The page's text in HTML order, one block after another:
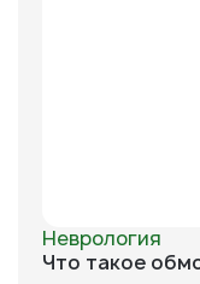
Неврология
Что такое